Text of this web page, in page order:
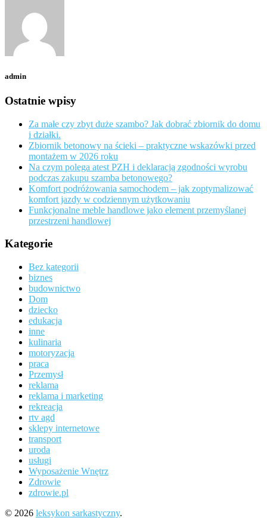
admin
Ostatnie wpisy
Za małe czy zbyt duże szambo? Jak dobrać zbiornik do domu
i działki.
Zbiornik betonowy na ścieki – praktyczne wskazówki przed
montażem w 2026 roku
Na czym polega atest PZH i deklaracją zgodności wyrobu
podczas zakupu szamba betonowego?
Komfort podróżowania samochodem – jak zoptymalizować
komfort jazdy w codziennym użytkowaniu
Funkcjonalne meble handlowe jako element przemyślanej
przestrzeni handlowej
Kategorie
Bez kategorii
biznes
budownictwo
Dom
dziecko
edukacja
inne
kulinaria
motoryzacja
praca
Przemysł
reklama
reklama i marketing
rekreacja
rtv agd
sklepy internetowe
transport
uroda
usługi
Wyposażenie Wnętrz
Zdrowie
zdrowie.pl
© 2026 leksykon sarkastyczny.